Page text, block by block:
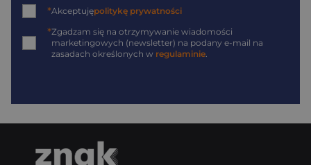
*Akceptujępolitykę prywatności
*Zgadzam się na otrzymywanie wiadomości
marketingowych (newsletter) na podany e-mail na
zasadach określonych w regulaminie